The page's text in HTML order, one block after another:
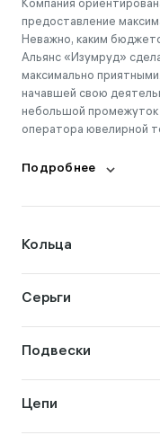
Компания
предоставление
Неважно, каким
Альянс «Изумруд»
максимально
начавшей свою
небольшой промежуток
оператора ювелирной
Подробнее
Кольца
Серьги
Подвески
Цепи